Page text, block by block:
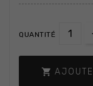
QUANTITÉ
